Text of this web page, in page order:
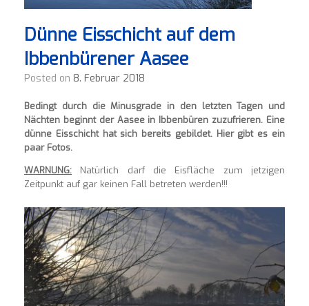
Dünne Eisschicht auf dem
Ibbenbürener Aasee
Posted on 8. Februar 2018
Bedingt durch die Minusgrade in den letzten Tagen und
Nächten beginnt der Aasee in Ibbenbüren zuzufrieren. Eine
dünne Eisschicht hat sich bereits gebildet. Hier gibt es ein
paar Fotos.
WARNUNG: Natürlich darf die Eisfläche zum jetzigen
Zeitpunkt auf gar keinen Fall betreten werden!!!